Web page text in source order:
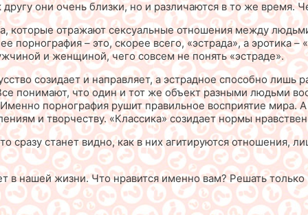
они очень близки, но и различаются в то же время.
которые отражают сексуальные отношения между
– это, скорее всего, «эстрада», а эротика
и женщиной, чего совсем не понять «эстраде».
созидает и направляет, а эстрадное способно
понимают, что один и тот же объект разными людьми
порнография рушит правильное восприятие мира.
и творчеству. «Классика» созидает нормы
сразу станет видно, как в них агитируются отношения,
в нашей жизни. Что нравится именно вам? Решать только